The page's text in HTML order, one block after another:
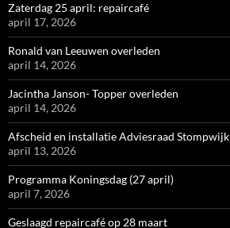
Zaterdag 25 april: repaircafé
april 17, 2026
Ronald van Leeuwen overleden
april 14, 2026
Jacintha Janson- Topper overleden
april 14, 2026
Afscheid en installatie Adviesraad Stompwijk
april 13, 2026
Programma Koningsdag (27 april)
april 7, 2026
Geslaagd repaircafé op 28 maart